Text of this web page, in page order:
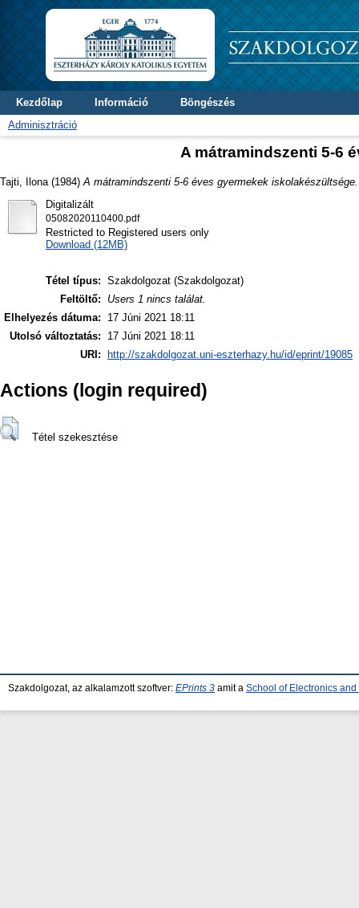
Kezdőlap Információ
Böngészés
Adminisztráció
A mátramindszenti 5-6
Tajti, Ilona (1984) A mátramindszenti 5-6 éves gyermekek iskolakészültsége.
Digitalizált
05082020110400.pdf
Restricted to Registered users only
Download (12MB)
Tétel típus: Szakdolgozat (Szakdolgozat)
Feltöltő:
Users 1 nincs találat.
Elhelyezés dátuma:
17 Júni 2021 18:11
Utolsó változtatás:
17 Júni 2021 18:11
URI:
http://szakdolgozat.uni-eszterhazy.hu/id/eprint/19085
Actions (login required)
Tétel szekesztése
Szakdolgozat, az alkalamzott szoftver: EPrints 3 amit a School of Electronics